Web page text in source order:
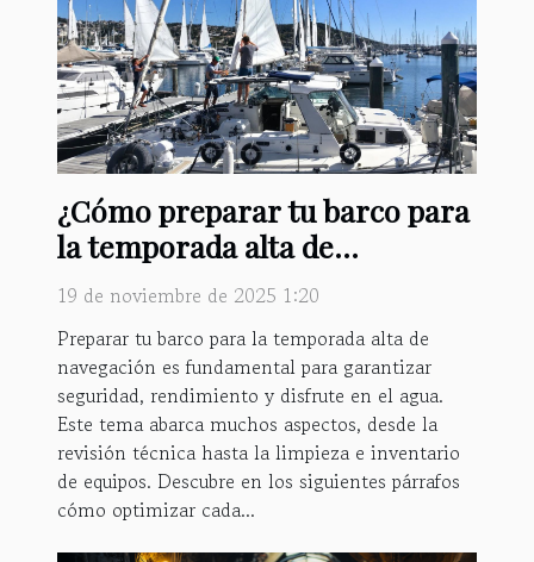
¿Cómo preparar tu barco para
la temporada alta de
navegación?
19 de noviembre de 2025 1:20
Preparar tu barco para la temporada alta de
navegación es fundamental para garantizar
seguridad, rendimiento y disfrute en el agua.
Este tema abarca muchos aspectos, desde la
revisión técnica hasta la limpieza e inventario
de equipos. Descubre en los siguientes párrafos
cómo optimizar cada...